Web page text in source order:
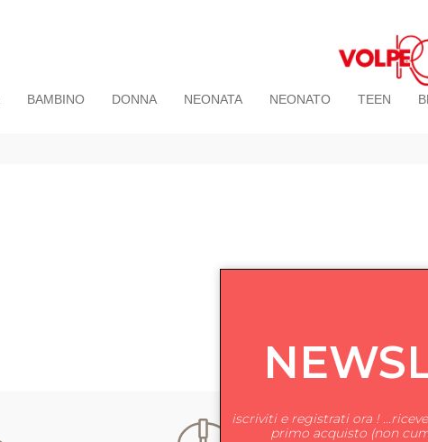
BAMBINO DONNA NEONATA NEONATO TEEN
iscriviti e registrati ora !
primo acquisto (non